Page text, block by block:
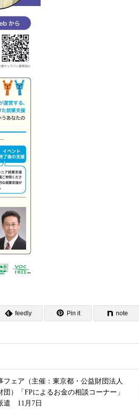
feedly Pin it note
フェア（主催：東京都・公益財団法人
団）「FPによるお金の相談コーナー」
遣 11月7日